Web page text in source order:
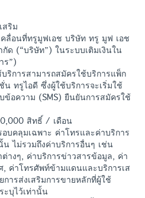
สริม
ลื่อนที่ทรูมูฟเอช บริษัท ทรู มูฟ เอช
ด (“บริษัท”) ในระบบเติมเงินใน
ร”)
ริการสามารถสมัครใช้บริการแพ็ก
น ทรูไอดี ซึ่งผู้ใช้บริการจะเริ่มใช้
ข้อความ (SMS) ยืนยันการสมัครใช้
สิทธิ์ / เดือน
บคลุมเฉพาะ ค่าโทรและค่าบริการ
ไม่รวมถึงค่าบริการอื่นๆ เช่น
างๆ, ค่าบริการข่าวสารข้อมูล, ค่า
, ค่าโทรศัพท์ข้ามแดนและบริการเส
ารส่งเสริมการขายหลักที่ผู้ใช้
ะบุไว้เท่านั้น